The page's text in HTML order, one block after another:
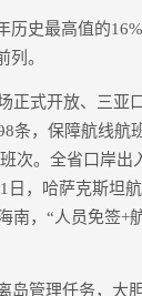
史最高值的
。
式开放、三亚
条，保障航线航
次。全省口岸出
日，哈萨克斯坦
南，“人员免签+
管理任务，大